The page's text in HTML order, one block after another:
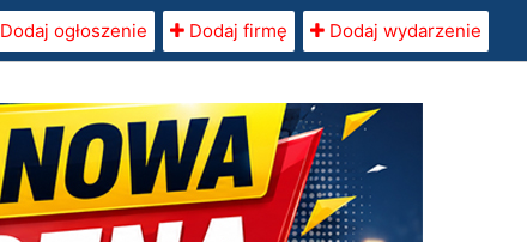
Dodaj ogłoszenie Dodaj firmę Dodaj wydarzenie